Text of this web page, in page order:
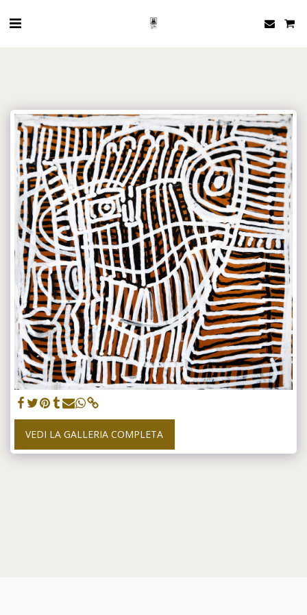
VEDI LA GALLERIA COMPLETA